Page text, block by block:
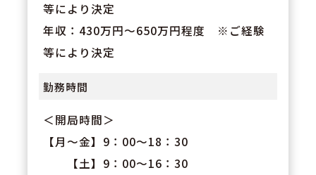
等により決定
年収：430万円～650万円程度 ※ご経験
等により決定
勤務時間
＜開局時間＞
【月～金】9：00～18：30
【土】9：00～16：30